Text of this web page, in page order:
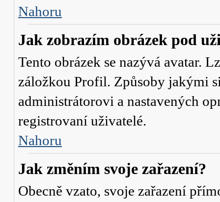
Nahoru
Jak zobrazím obrázek pod
Tento obrázek se nazývá avatar.
záložkou Profil. Způsoby jakými
administrátorovi a nastavených
registrovaní uživatelé.
Nahoru
Jak změním svoje zařazení?
Obecně vzato, svoje zařazení